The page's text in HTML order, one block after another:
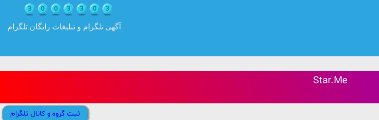
آگهی تلگرام و تبلیغات رایگان تلگرام
Star.Me
ثبت گروه و کانال تلگرام